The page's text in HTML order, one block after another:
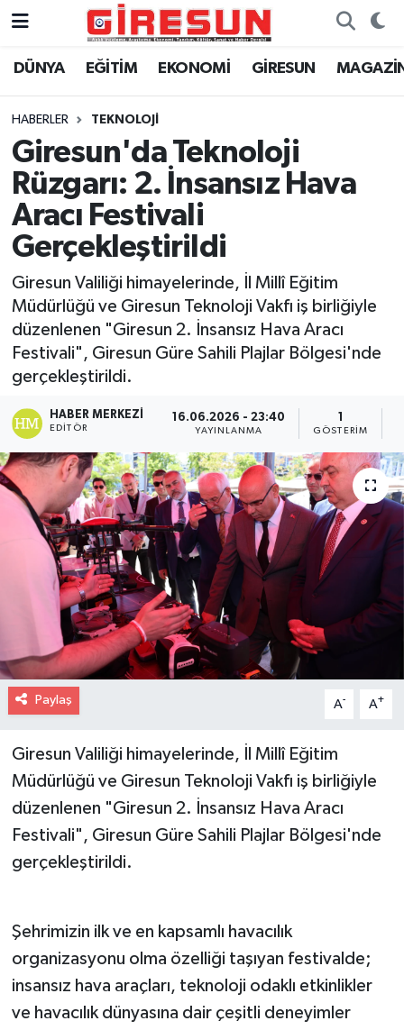
DÜNYA EĞİTİM EKONOMİ GİRESUN
HABERLER TEKNOLOJİ
Giresun'da Teknoloji
Rüzgarı: 2. İnsansız Hava
Aracı Festivali
Gerçekleştirildi
Giresun Valiliği himayelerinde, İl Millî Eğitim
Müdürlüğü ve Giresun Teknoloji Vakfı iş birliğiyle
düzenlenen "Giresun 2. İnsansız Hava Aracı
Festivali", Giresun Güre Sahili Plajlar Bölgesi'nde
gerçekleştirildi.
HABER MERKEZI
EDITÖR
16.06.2026 - 23:40
YAYINLANMA
1
GÖSTERIM
Paylaş A- A+
Giresun Valiliği himayelerinde, İl Millî Eğitim
Müdürlüğü ve Giresun Teknoloji Vakfı iş birliğiyle
düzenlenen "Giresun 2. İnsansız Hava Aracı
Festivali", Giresun Güre Sahili Plajlar Bölgesi'nde
gerçekleştirildi.
Şehrimizin ilk ve en kapsamlı havacılık
organizasyonu olma özelliği taşıyan festivalde;
insansız hava araçları, teknoloji odaklı etkinlikler
ve havacılık dünyasına dair çeşitli deneyimler
Hava Durumu
Trafik Durumu
Süper Lig Puan Durumu ve Fikstür
Tüm Manşetler
Son Dakika Haberleri
Haber Arşivi